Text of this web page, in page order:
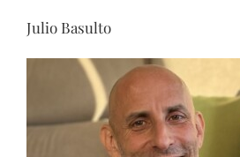
Julio Basulto